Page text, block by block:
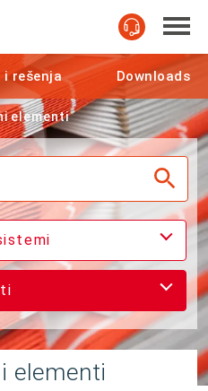
i rešenja Downloads
elementi
elementi